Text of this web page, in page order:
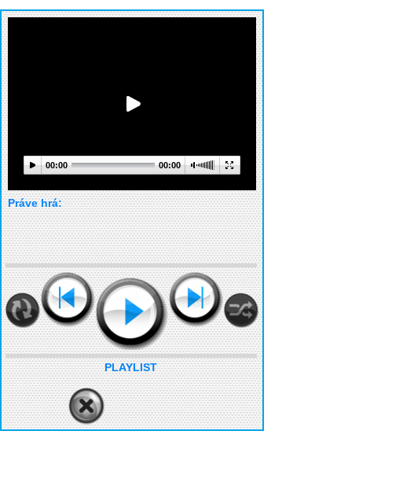
00:00 00:00
Práve hrá:
PLAYLIST